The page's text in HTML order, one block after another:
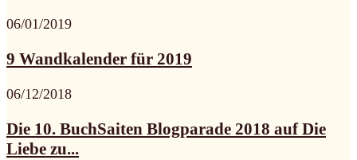
06/01/2019
9 Wandkalender für 2019
06/12/2018
Die 10. BuchSaiten Blogparade 2018 auf Die
Liebe zu...